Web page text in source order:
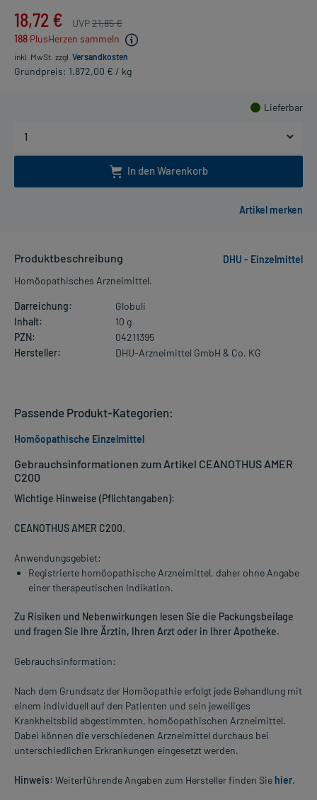
18,72 € UVP21,85 €
188 PlusHerzen sammeln
inkl. MwSt. zzgl. Versandkosten
Grundpreis: 1.872,00 € / kg
Lieferbar
In den Warenkorb
Produktbeschreibung
DHU - Einzelmittel
Homöopathisches Arzneimittel.
Darreichung:
Globuli
Inhalt:
10 g
PZN:
04211395
Hersteller:
DHU-Arzneimittel GmbH & Co. KG
Gebrauchsinformationen zum Artikel CEANOTHUS AMER
C200
Wichtige Hinweise (Pflichtangaben):
CEANOTHUS AMER C200.
Anwendungsgebiet:
Registrierte homöopathische Arzneimittel, daher ohne Angabe
einer therapeutischen Indikation.
Zu Risiken und Nebenwirkungen lesen Sie die Packungsbeilage
und fragen Sie Ihre Ärztin, Ihren Arzt oder in Ihrer Apotheke.
Gebrauchsinformation:
Nach dem Grundsatz der Homöopathie erfolgt jede Behandlung mit
einem individuell auf den Patienten und sein jeweiliges
Krankheitsbild abgestimmten, homöopathischen Arzneimittel.
Dabei können die verschiedenen Arzneimittel durchaus bei
unterschiedlichen Erkrankungen eingesetzt werden.
Hinweis: Weiterführende Angaben zum Hersteller finden Sie hier.
Passende Produkt-Kategorien:
Homöopathische Einzelmittel